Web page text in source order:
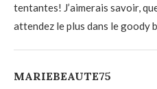
tentantes! J’aimerais savoir,
attendez le plus dans le goody
MARIEBEAUTE75